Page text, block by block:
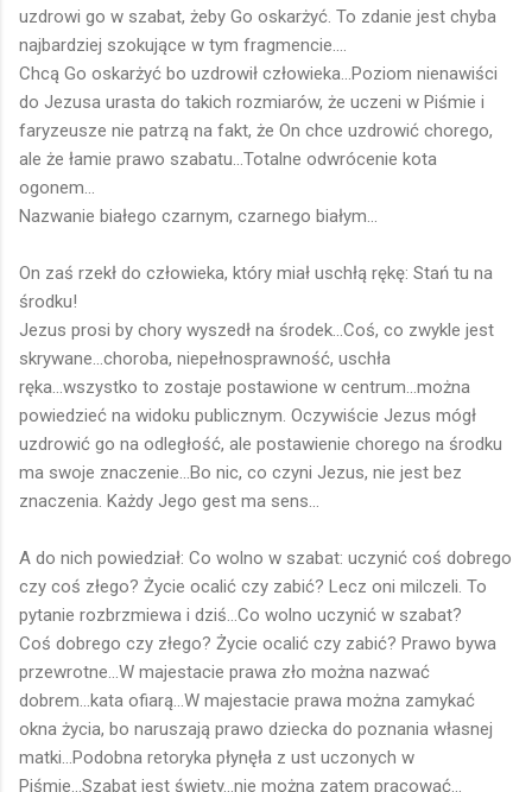
uzdrowi go w szabat, żeby Go oskarżyć. To zdanie jest chyba
najbardziej szokujące w tym fragmencie....
Chcą Go oskarżyć bo uzdrowił człowieka...Poziom nienawiści
do Jezusa urasta do takich rozmiarów, że uczeni w Piśmie i
faryzeusze nie patrzą na fakt, że On chce uzdrowić chorego,
ale że łamie prawo szabatu...Totalne odwrócenie kota
ogonem...
Nazwanie białego czarnym, czarnego białym...
On zaś rzekł do człowieka, który miał uschłą rękę: Stań tu na
środku!
Jezus prosi by chory wyszedł na środek...Coś, co zwykle jest
skrywane...choroba, niepełnosprawność, uschła
ręka...wszystko to zostaje postawione w centrum...można
powiedzieć na widoku publicznym. Oczywiście Jezus mógł
uzdrowić go na odległość, ale postawienie chorego na środku
ma swoje znaczenie...Bo nic, co czyni Jezus, nie jest bez
znaczenia. Każdy Jego gest ma sens...
A do nich powiedział: Co wolno w szabat: uczynić coś dobrego
czy coś złego? Życie ocalić czy zabić? Lecz oni milczeli. To
pytanie rozbrzmiewa i dziś...Co wolno uczynić w szabat?
Coś dobrego czy złego? Życie ocalić czy zabić? Prawo bywa
przewrotne...W majestacie prawa zło można nazwać
dobrem...kata ofiarą...W majestacie prawa można zamykać
okna życia, bo naruszają prawo dziecka do poznania własnej
matki...Podobna retoryka płynęła z ust uczonych w
Piśmie...Szabat jest święty...nie można zatem pracować...